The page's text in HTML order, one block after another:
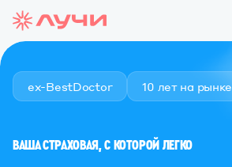
ex-BestDoctor 10 лет на рынке
ВАША СТРАХОВАЯ, С КОТОРОЙ ЛЕГКО